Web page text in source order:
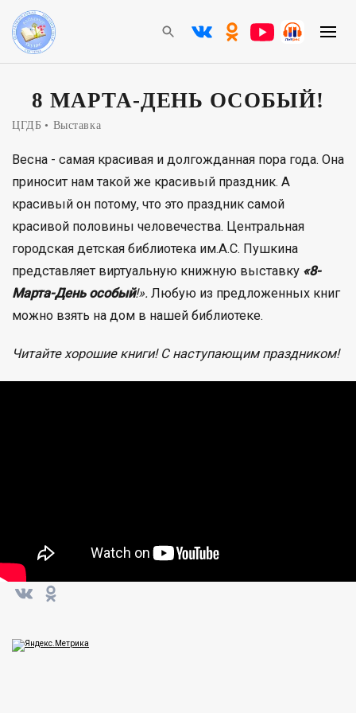
8 МАРТА-ДЕНЬ ОСОБЫЙ!
ЦГДБ Выставка
Весна - самая красивая и долгожданная пора года. Она
приносит нам такой же красивый праздник. А
красивый он потому, что это праздник самой
красивой половины человечества. Центральная
городская детская библиотека им.А.С. Пушкина
представляет виртуальную книжную выставку «8-
Марта-День особый!». Любую из предложенных книг
можно взять на дом в нашей библиотеке.
Читайте хорошие книги! С наступающим праздником!